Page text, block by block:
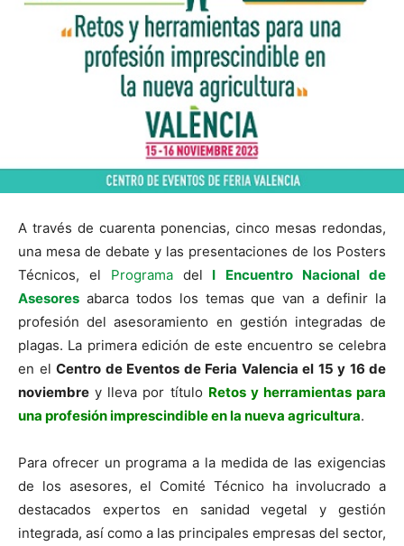
A través de cuarenta ponencias, cinco mesas redondas,
una mesa de debate y las presentaciones de los Posters
Técnicos, el Programa del I
Encuentro Nacional de
Asesores abarca todos los temas que van a definir la
profesión del asesoramiento en gestión integradas de
plagas. La primera edición de este encuentro se celebra
en el Centro de Eventos de Feria Valencia el 15 y 16 de
noviembre y lleva por título Retos y herramientas para
una profesión imprescindible en la nueva agricultura.
Para ofrecer un programa a la medida de las exigencias
de los asesores, el Comité Técnico ha involucrado a
destacados expertos en sanidad vegetal y gestión
integrada, así como a las principales empresas del sector,